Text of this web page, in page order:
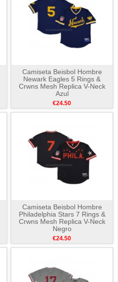
Camiseta Beisbol Hombre
Newark Eagles 5 Rings &
Crwns Mesh Replica V-Neck
Azul
€24.50
Camiseta Beisbol Hombre
Philadelphia Stars 7 Rings &
Crwns Mesh Replica V-Neck
Negro
€24.50